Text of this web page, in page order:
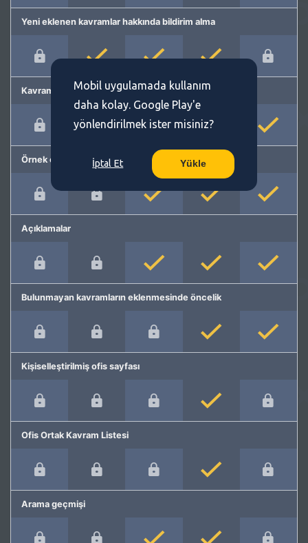
Yeni eklenen kavramlar hakkında bildirim alma
Kavram önerme
Örnek cümleler
Açıklamalar
Bulunmayan kavramların eklenmesinde öncelik
Kişiselleştirilmiş ofis sayfası
Ofis Ortak Kavram Listesi
Arama geçmişi
Mobil uygulamada kullanım
daha kolay. Google Play'e
yönlendirilmek ister misiniz?
İptal Et Yükle